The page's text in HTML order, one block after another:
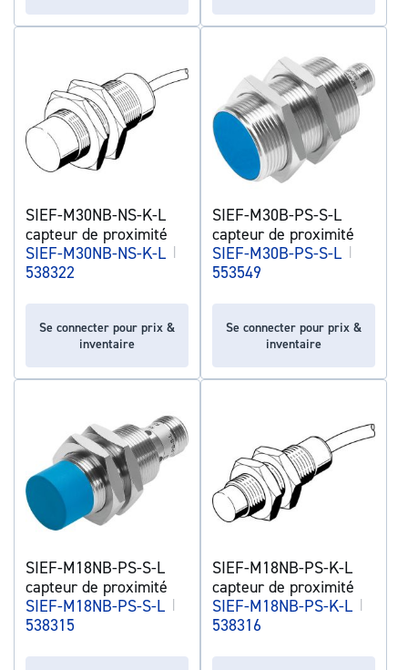
SIEF-M30NB-NS-K-L
capteur de proximité
SIEF-M30NB-NS-K-L |
538322
Se connecter pour prix &
inventaire
SIEF-M30B-PS-S-L
capteur de proximité
SIEF-M30B-PS-S-L |
553549
Se connecter pour prix &
inventaire
SIEF-M18NB-PS-S-L
capteur de proximité
SIEF-M18NB-PS-S-L |
538315
SIEF-M18NB-PS-K-L
capteur de proximité
SIEF-M18NB-PS-K-L |
538316